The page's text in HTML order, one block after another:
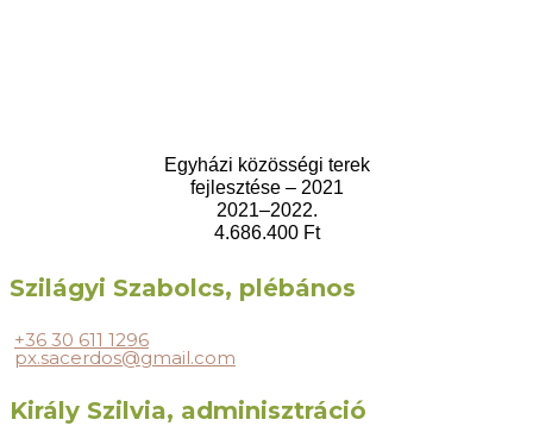
Egyházi közösségi terek
fejlesztése – 2021
2021–2022.
4.686.400 Ft
Szilágyi Szabolcs, plébános
+36 30 611 1296
px.sacerdos@gmail.com
Király Szilvia, adminisztráció